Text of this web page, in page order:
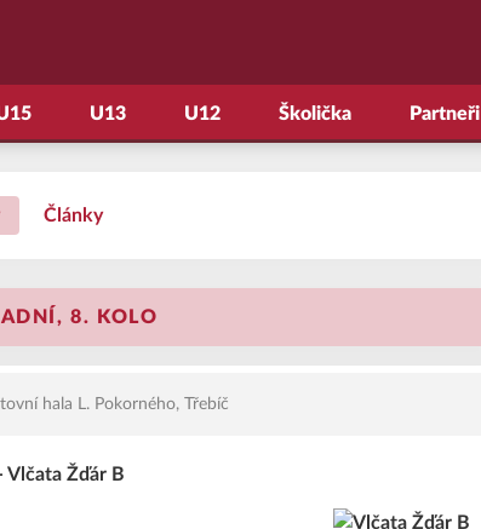
U13 U12 Školička Partneři
Články
8. KOLO
hala L. Pokorného, Třebíč
Vlčata Žďár B